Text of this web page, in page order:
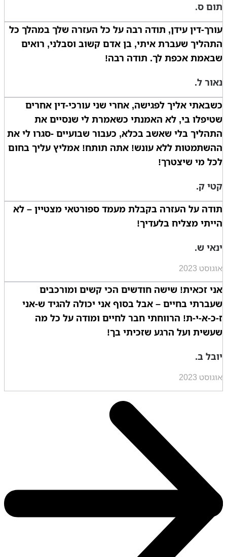
תום ס.
עורך-דין עידן, תודה רבה על כל העזרה שלך במהלך כל
התהליך שעברת איתי, בן אדם קשוב וסבלני, רואים
שבאמת אכפת לך. תודה רבה!
נאור ל.
כשבאתי אליך לפגישה, אחרי שני עורכי-דין אחרים
שטיפלו בי, לא האמנתי כשאמרת לי שנסיים את
התהליך בלי שאשב בכלא, כעבור שבועיים -סגרו לי את
ההשתמטות ללא עונש! אתה תותח! אמליץ עליך בחום
לכל מי שיצטרך!
קטי ק.
תודה על העזרה בקבלת מעמד ספורטאי מצטיין – לא
הייתי מצליח בלעדיך!
ינאי ש.
אוגוסט 2023
אני זכאית! שישה חודשים הכי קשים ומורכבים
שעברתי בחיים – אבל בסוף אני יכולה להגיד ש-אני
ז-כ-א-י-ת! הרווחתי חבר לחיים ומודה על כל מה
שעשית ועל הרגע שזכיתי בך!
יובל ב.
אוגוסט 2023